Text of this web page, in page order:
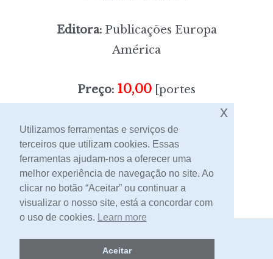
Editora:Publicações Europa
América
Preço: 10,00 [portes
Contacto
2026 -Livraria Egrégora
Utilizamos ferramentas e serviços de
terceiros que utilizam cookies. Essas
ferramentas ajudam-nos a oferecer uma
melhor experiência de navegação no site. Ao
clicar no botão “Aceitar” ou continuar a
visualizar o nosso site, está a concordar com
o uso de cookies. Learn more
Aceitar
x